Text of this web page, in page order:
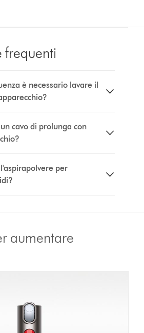
frequenti
è necessario lavare il
cavo di prolunga con
per
aumentare